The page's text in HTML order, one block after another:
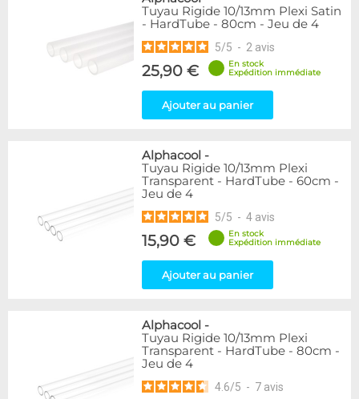
Tuyau Rigide 10/13mm Plexi Satin
- HardTube - 80cm - Jeu de 4
5/5 - 2 avis
25,90 €
En stock
Expédition immédiate
Ajouter au panier
Alphacool -
Tuyau Rigide 10/13mm Plexi
Transparent - HardTube - 60cm -
Jeu de 4
5/5 - 4 avis
15,90 €
En stock
Expédition immédiate
Ajouter au panier
Alphacool -
Tuyau Rigide 10/13mm Plexi
Transparent - HardTube - 80cm -
Jeu de 4
4.6/5 - 7 avis